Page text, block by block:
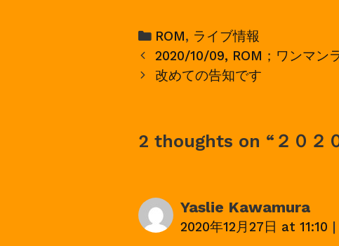
Categories
ROM, ライブ情報
Post
navigation
2020/10/09, ROM；ワンマン
改めての告知です
2 thoughts on “ ２０
Yaslie Kawamura
2020年12月27日 at 11:10